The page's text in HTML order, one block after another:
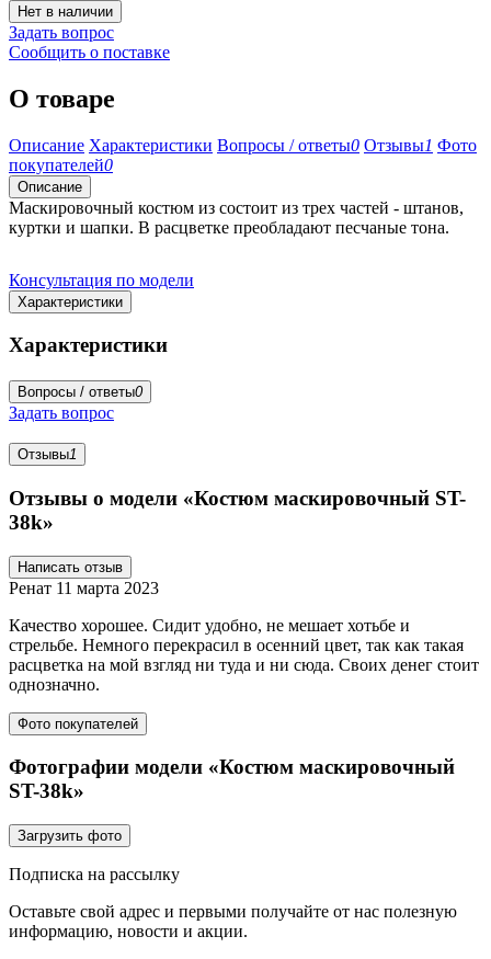
Нет в наличии
Задать вопрос
Сообщить о поставке
О товаре
Описание Характеристики Вопросы / ответы0 Отзывы1 Фото
покупателей0
Описание
Маскировочный костюм из состоит из трех частей - штанов,
куртки и шапки. В расцветке преобладают песчаные тона.
Консультация по модели
Характеристики
Характеристики
Вопросы / ответы0
Задать вопрос
Отзывы1
Отзывы о модели «Костюм маскировочный ST-
38k»
Написать отзыв
Ренат 11 марта 2023
Качество хорошее. Сидит удобно, не мешает хотьбе и
стрельбе. Немного перекрасил в осенний цвет, так как такая
расцветка на мой взгляд ни туда и ни сюда. Своих денег стоит
однозначно.
Фото покупателей
Фотографии модели «Костюм маскировочный
ST-38k»
Загрузить фото
Подписка на рассылку
Оставьте свой адрес и первыми получайте от нас полезную
информацию, новости и акции.